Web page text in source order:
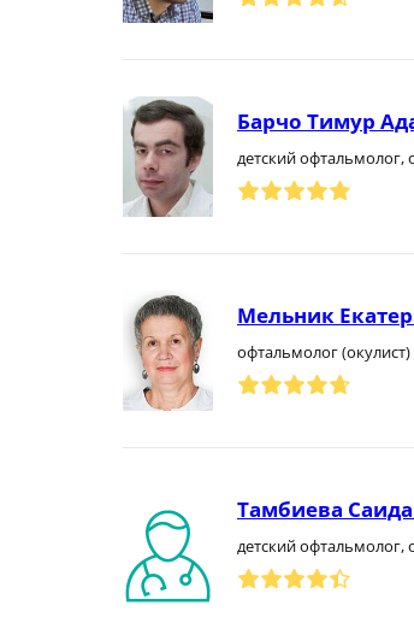
Барчо Тимур
детский офтальмолог,
Мельник
офтальмолог (окулист)
Тамбиева
детский офтальмолог,